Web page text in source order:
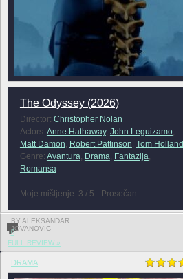
The Odyssey (2026)
Director: Christopher Nolan
Actors: Anne Hathaway, John Leguizamo,
Matt Damon, Robert Pattinson, Tom Holland
Genre: Avantura, Drama, Fantazija,
Romansa
Moje mišljenje: 3 / 5 - Prosečan
BY ALEKSANDAR
JOVANOVIC
0
FULL REVIEW »
DRAMA